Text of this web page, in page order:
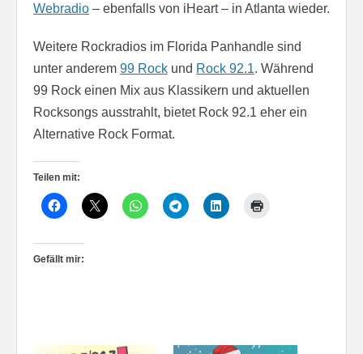
Webradio – ebenfalls von iHeart – in Atlanta wieder.
Weitere Rockradios im Florida Panhandle sind
unter anderem 99 Rock und Rock 92.1. Während
99 Rock einen Mix aus Klassikern und aktuellen
Rocksongs ausstrahlt, bietet Rock 92.1 eher ein
Alternative Rock Format.
Teilen mit:
Gefällt mir: